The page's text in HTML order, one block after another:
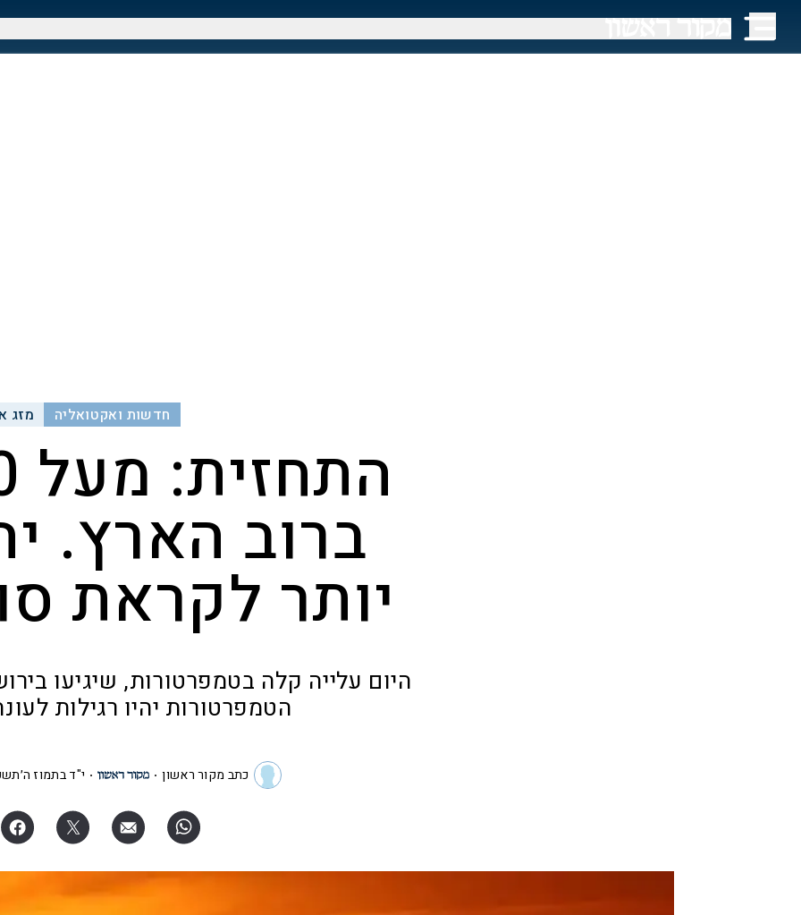
חדשות ואקטואליה מזג
ברוב הארץ.
יותר לקראת
הטמפרטורות יהיו רגילות
כתב מקור ראשון י"ד בתמוז